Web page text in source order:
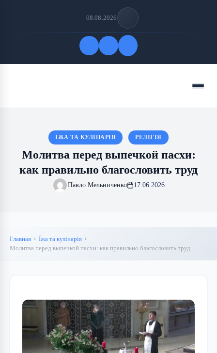
08.08.2026
Меню
ЇЖА ТА КУЛІНАРІЯ РЕЛІГІЯ
Молитва перед выпечкой пасхи:
как правильно благословить труд
Павло Мельниченко 17.06.2026
Главная
Їжа та кулінарія
Молитва перед выпечкой пасхи: как правильно благословить труд